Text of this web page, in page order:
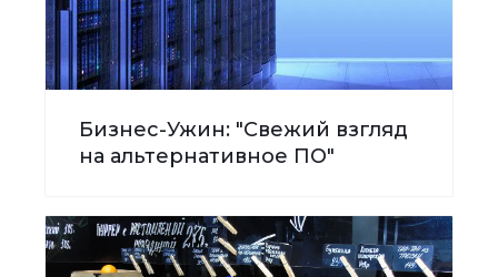
Бизнес-Ужин: "Свежий взгляд
на альтернативное ПО"